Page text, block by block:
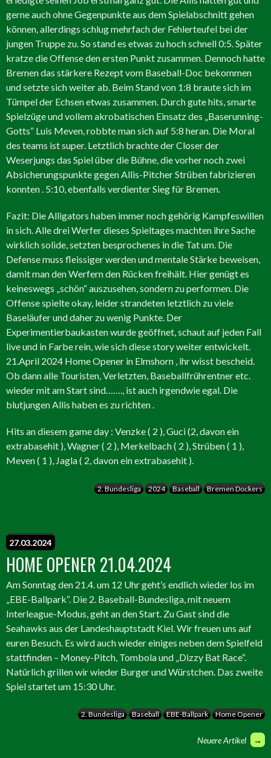
gerne auch ohne Gegenpunkte aus dem Spielabschnitt gehen
können, allerdings schlug mehrfach der Fehlerteufel bei der
jungen Truppe zu. So stand es etwas zu hoch schnell 0:5. Später
kratze die Offense den ersten Punkt zusammen. Dennoch hatte
Bremen das stärkere Rezept vom Baseball-Doc bekommen
und setzte sich weiter ab. Beim Stand von 1:8 braute sich im
Tümpel der Echsen etwas zusammen. Durch gute hits, smarte
Spielzüge und vollem akrobatischen Einsatz des „Baserunning-
Gotts“ Luis Meven, robbte man sich auf 5:8 heran. Die Moral
des teams ist super. Letztlich brachte der Closer der
Weserjungs das Spiel über die Bühne, die vorher noch zwei
Absicherungspunkte gegen Allis-Pitcher Strüben fabrizieren
konnten . 5:10, ebenfalls verdienter Sieg für Bremen.
Fazit: Die Alligators haben immer noch gehörig Kampfeswillen
in sich. Alle drei Werfer dieses Spieltages machten ihre Sache
wirklich solide, setzten besprochenes in die Tat um. Die
Defense muss fleissiger werden und mentale Stärke beweisen,
damit man den Werfern den Rücken freihält. Hier genügt es
keineswegs „schön“ auszusehen, sondern zu performen. Die
Offense spielte okay, leider strandeten letztlich zu viele
Baseläufer und daher zu wenig Punkte. Der
Experimentierbaukasten wurde geöffnet, schaut auf jeden Fall
live und in Farbe rein, wie sich diese story weiter entwickelt.
21.April 2024 Home Opener in Elmshorn , ihr wisst bescheid.
Ob dann alle Touristen, Verletzten, Baseballfrührentner etc.
wieder mit am Start sind……., ist auch irgendwie egal. Die
blutjungen Allis haben es zu richten .
Hits an diesem game day : Venzke ( 2 ), Guci (2, davon ein
extrabasehit ), Wagner ( 2 ), Merkelbach ( 2 ), Strüben ( 1 ),
Meven ( 1 ), Jagla ( 2, davon ein extrabasehit ).
2. Bundesliga 2024 Baseball Bremen Dockers
27.03.2024
HOME OPENER 21.04.2024
Am Sonntag den 21.4. um 12 Uhr geht’s endlich wieder los im
„EBE-Ballpark“. Die 2. Baseball-Bundesliga, mit neuem
Interleague-Modus, geht an den Start. Zu Gast sind die
Seahawks aus der Landeshauptstadt Kiel. Wir freuen uns auf
euren Besuch. Es wird auch wieder einiges neben dem Spielfeld
stattfinden – Money-Pitch, Tombola und „Dizzy Bat Race“.
Natürlich grillen wir wieder Burger und Würstchen. Das zweite
Spiel startet um 15:30 Uhr.
2. Bundesliga Baseball EBE-Ballpark Home Opener
Neuere Artikel →